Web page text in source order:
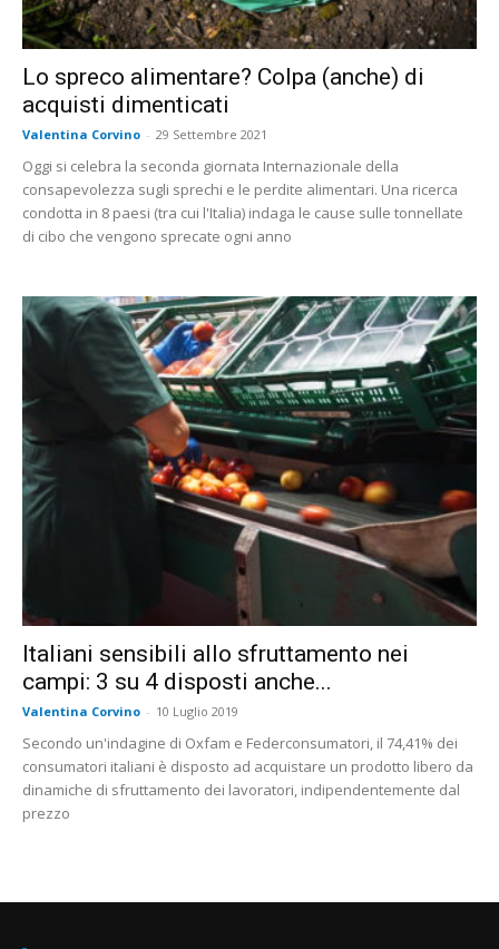
Lo spreco alimentare? Colpa (anche) di
acquisti dimenticati
Valentina Corvino - 29 Settembre 2021
Oggi si celebra la seconda giornata Internazionale della
consapevolezza sugli sprechi e le perdite alimentari. Una ricerca
condotta in 8 paesi (tra cui l'Italia) indaga le cause sulle tonnellate
di cibo che vengono sprecate ogni anno
Italiani sensibili allo sfruttamento nei
campi: 3 su 4 disposti anche...
Valentina Corvino - 10 Luglio 2019
Secondo un'indagine di Oxfam e Federconsumatori, il 74,41% dei
consumatori italiani è disposto ad acquistare un prodotto libero da
dinamiche di sfruttamento dei lavoratori, indipendentemente dal
prezzo